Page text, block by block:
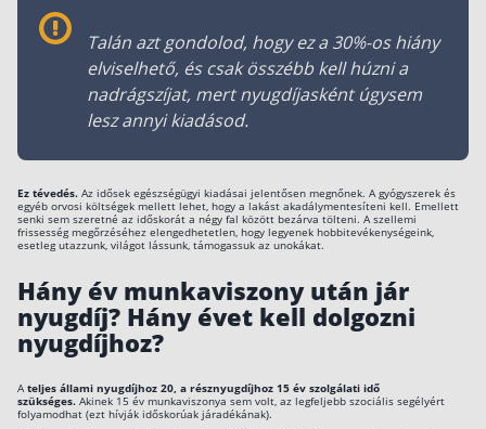
Blog
Rólunk
Karrier
útmutató
Talán azt gondolod, hogy ez a 30%-os hiány
elviselhető, és csak összébb kell húzni a
nadrágszíjat, mert nyugdíjasként úgysem
lesz annyi kiadásod.
Ez tévedés. Az idősek egészségügyi kiadásai jelentősen megnőnek. A gyógyszerek és
egyéb orvosi költségek mellett lehet, hogy a lakást akadálymentesíteni kell. Emellett
senki sem szeretné az időskorát a négy fal között bezárva tölteni. A szellemi
frissesség megőrzéséhez elengedhetetlen, hogy legyenek hobbitevékenységeink,
esetleg utazzunk, világot lássunk, támogassuk az unokákat.
Hány év munkaviszony után jár
nyugdíj? Hány évet kell dolgozni
nyugdíjhoz?
Ateljes állami nyugdíjhoz 20, a résznyugdíjhoz 15 év szolgálati idő
szükséges. Akinek 15 év munkaviszonya sem volt, az legfeljebb szociális segélyért
folyamodhat (ezt hívják időskorúak járadékának).